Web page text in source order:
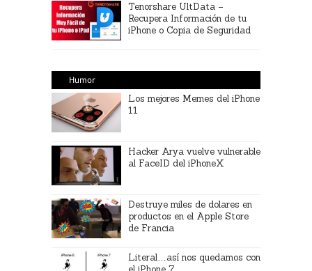
Tenorshare UltData –
Recupera Información de tu
iPhone o Copia de Seguridad
Humor
Los mejores Memes del iPhone
11
Hacker Arya vuelve vulnerable
al FaceID del iPhoneX
Destruye miles de dolares en
productos en el Apple Store
de Francia
Literal…así nos quedamos con